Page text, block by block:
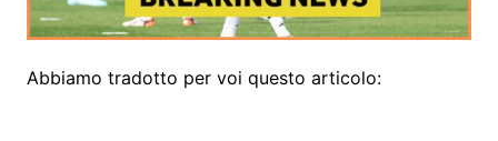
Abbiamo tradotto per voi questo articolo: